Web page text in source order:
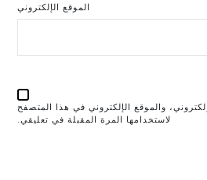
الموقع الإلكتروني
والموقع الإلكتروني في هذا المتصفح
لاستخدامها المرة المقبلة في تعليقي.